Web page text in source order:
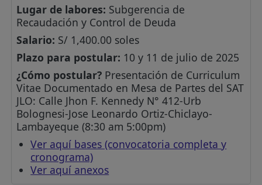
Lugar de labores: Subgerencia de
Recaudación y Control de Deuda
Salario: S/ 1,400.00 soles
Plazo para postular: 10 y 11 de julio de 2025
¿Cómo postular? Presentación de Curriculum
Vitae Documentado en Mesa de Partes del SAT
JLO: Calle Jhon F. Kennedy N° 412-Urb
Bolognesi-Jose Leonardo Ortiz-Chiclayo-
Lambayeque (8:30 am 5:00pm)
Ver aquí bases (convocatoria completa y
cronograma)
Ver aquí anexos